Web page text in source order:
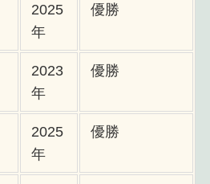
2025
年
優勝
2023
年
優勝
2025
年
優勝